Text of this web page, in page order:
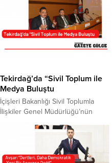
karşılandı. İYİ Parti Tekirdağ İl
Başkanı Gökhan Metiner, söz
konusu durumun skandal
olduğunu belirterek, soruşturma
gerektiren bir suç olduğuna dikkat
gerçekleştiren İYİ Parti Tekirdağ İl
Başkanı Gökhan Metiner, Türkiye
Cumhuriyeti...
Tekirdağ’da “Sivil Toplum ile
Medya Buluştu
İçişleri Bakanlığı Sivil Toplumla
İlişkiler Genel Müdürlüğü’nün
Bilişim Federasyonu (İMEF) ve Türk
İnternet Medya Birliği (TİMBİR)
tarafından Tekirdağ’da “Sivil Toplum